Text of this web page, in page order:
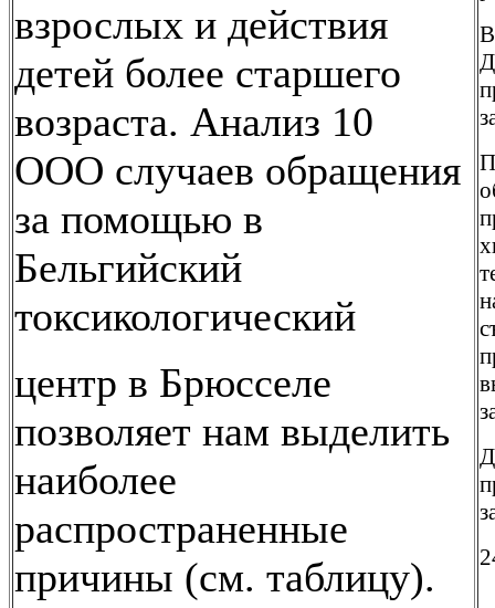
взрослых и действия
детей более старшего
возраста. Анализ 10
ООО случаев обращения
за помощью в
Бельгийский
токсикологический
центр в Брюсселе
позволяет нам выделить
наиболее
распространенные
причины (см. таблицу).